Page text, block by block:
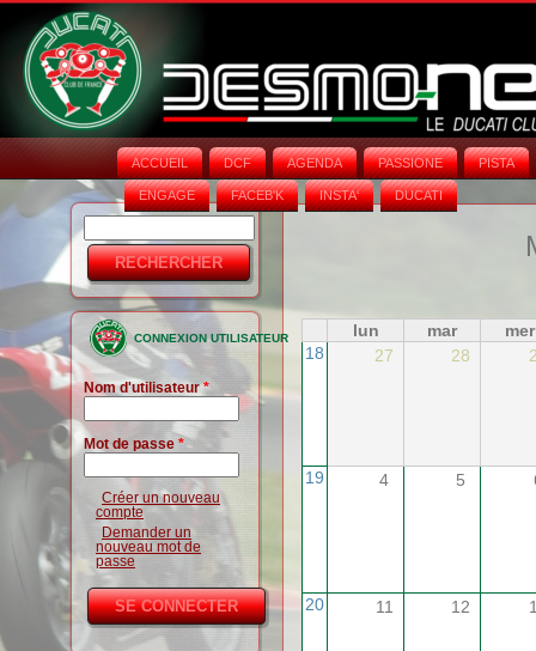
ACCUEIL DCF AGENDA PASSIONE PISTA
ENGAGE FACEB'K INSTA‘ DUCATI
Formulaire
de
recherche
CONNEXION UTILISATEUR
Nom d'utilisateur*
Mot de passe *
Créer un nouveau
compte
Demander un
nouveau mot de
passe
lun mar
mer
18
27 28
19 4 5
20 11 12